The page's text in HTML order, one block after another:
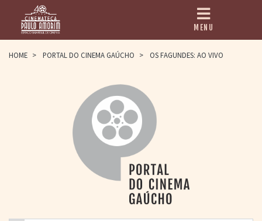
HOME
PAULO AMORIM
> HISTÓRIA
> HOMENAGEADOS
> EQUIPE
> ASSOCIAÇÃO DOS
> BIBLIOTECA
ROMEU GRIMALDI
MENU
HOME > PORTAL DO CINEMA GAÚCHO > OS FAGUNDES: AO VIVO